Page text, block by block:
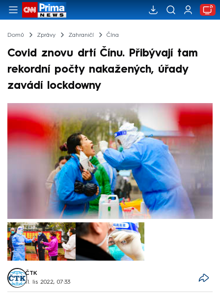
Domů Zprávy Zahraničí Čína
Covid znovu drtí Čínu. Přibývají tam
rekordní počty nakažených, úřady
zavádí lockdowny
ČTK
11. lis 2022, 07:33